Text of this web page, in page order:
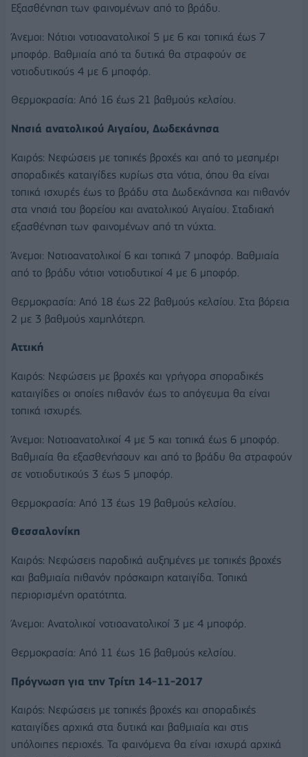
Εξασθένηση των φαινομένων από το βράδυ.
Άνεμοι: Νότιοι νοτιοανατολικοί 5 με 6 και τοπικά έως 7
μποφόρ. Βαθμιαία από τα δυτικά θα στραφούν σε
νοτιοδυτικούς 4 με 6 μποφόρ.
Θερμοκρασία: Από 16 έως 21 βαθμούς κελσίου.
Νησιά ανατολικού Αιγαίου, Δωδεκάνησα
Καιρός: Νεφώσεις με τοπικές βροχές και από το μεσημέρι
σποραδικές καταιγίδες κυρίως στα νότια, όπου θα είναι
τοπικά ισχυρές έως το βράδυ στα Δωδεκάνησα και πιθανόν
στα νησιά του βορείου και ανατολικού Αιγαίου. Σταδιακή
εξασθένηση των φαινομένων από τη νύχτα.
Άνεμοι: Νοτιοανατολικοί 6 και τοπικά 7 μποφόρ. Βαθμιαία
από το βράδυ νότιοι νοτιοδυτικοί 4 με 6 μποφόρ.
Θερμοκρασία: Από 18 έως 22 βαθμούς κελσίου. Στα βόρεια
2 με 3 βαθμούς χαμηλότερη.
Αττική
Καιρός: Νεφώσεις με βροχές και γρήγορα σποραδικές
καταιγίδες οι οποίες πιθανόν έως το απόγευμα θα είναι
τοπικά ισχυρές.
Άνεμοι: Νοτιοανατολικοί 4 με 5 και τοπικά έως 6 μποφόρ.
Βαθμιαία θα εξασθενήσουν και από το βράδυ θα στραφούν
σε νοτιοδυτικούς 3 έως 5 μποφόρ.
Θερμοκρασία: Από 13 έως 19 βαθμούς κελσίου.
Θεσσαλονίκη
Καιρός: Νεφώσεις παροδικά αυξημένες με τοπικές βροχές
και βαθμιαία πιθανόν πρόσκαιρη καταιγίδα. Τοπικά
περιορισμένη ορατότητα.
Άνεμοι: Ανατολικοί νοτιοανατολικοί 3 με 4 μποφόρ.
Θερμοκρασία: Από 11 έως 16 βαθμούς κελσίου.
Πρόγνωση για την Τρίτη 14-11-2017
Καιρός: Νεφώσεις με τοπικές βροχές και σποραδικές
καταιγίδες αρχικά στα δυτικά και βαθμιαία και στις
υπόλοιπες περιοχές. Τα φαινόμενα θα είναι ισχυρά αρχικά